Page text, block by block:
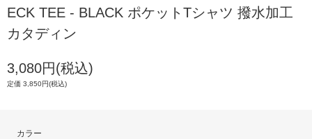
ECK TEE - BLACK ポケットTシャツ 撥水加工
カタディン
3,080円(税込)
定価 3,850円(税込)
カラー